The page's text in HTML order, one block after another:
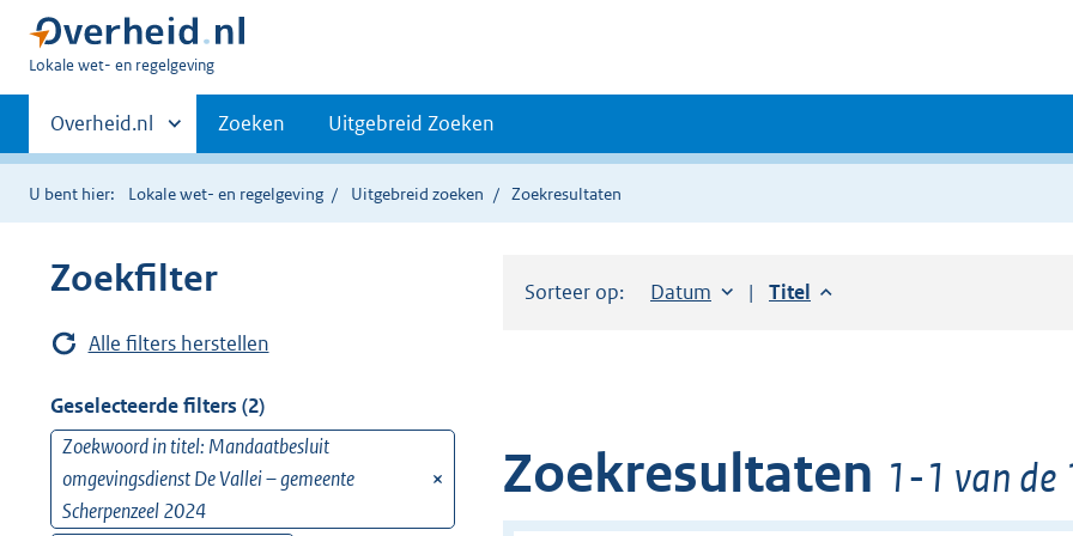
U
hier:
Lokale wet- en regelgeving
Primaire
navigatie
Andere
sites
binnen
Overheid.nl Zoeken Uitgebreid Zoeken
U bent hier: Lokale wet- en regelgeving Uitgebreid zoeken Zoekresultaten
Zoekfilter
Alle filters herstellen
Geselecteerde filters (2)
Zoekwoord in titel: Mandaatbesluit
omgevingsdienst De Vallei – gemeente
Scherpenzeel 2024
Sorteer op: Sorteer op:
Datum aflopendSorteer op:
Titel aflopend
Zoekresultaten 1-1 van de